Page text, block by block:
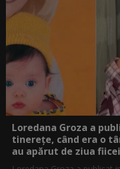
Loredana Groza a
tinerețe, când era o
au apărut de ziua